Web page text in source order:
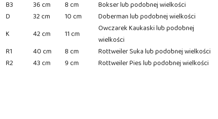
B3
36 cm 8 cm
Bokser lub podobnej wielkości
D
32 cm 10 cm
Doberman lub podobnej wielkości
K
42 cm 11 cm
Owczarek Kaukaski lub podobnej
wielkości
R1
40 cm 8 cm
Rottweiler Suka lub podobnej wielkości
R2
43 cm 9 cm Rottweiler Pies lub podobnej wielkości